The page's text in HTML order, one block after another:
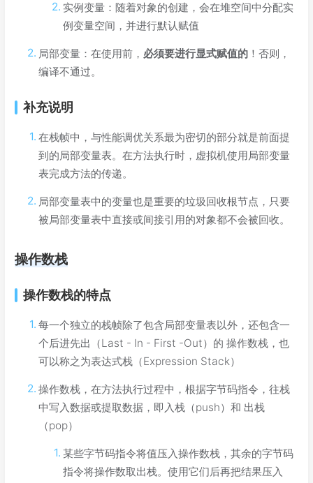
实例变量：随着对象的创建，会在堆空间中分配实
例变量空间，并进行默认赋值
局部变量：在使用前， 必须要进行显式赋值的 ！否则，
编译不通过。
补充说明
在栈帧中，与性能调优关系最为密切的部分就是前面提
到的局部变量表。在方法执行时，虚拟机使用局部变量
表完成方法的传递。
局部变量表中的变量也是重要的垃圾回收根节点，只要
被局部变量表中直接或间接引用的对象都不会被回收。
操作数栈
操作数栈的特点
每一个独立的栈帧除了包含局部变量表以外，还包含一
个后进先出（Last - In - First -Out）的 操作数栈，也
可以称之为表达式栈（Expression Stack）
操作数栈，在方法执行过程中，根据字节码指令，往栈
中写入数据或提取数据，即入栈（push）和 出栈
（pop）
某些字节码指令将值压入操作数栈，其余的字节码
指令将操作数取出栈。使用它们后再把结果压入